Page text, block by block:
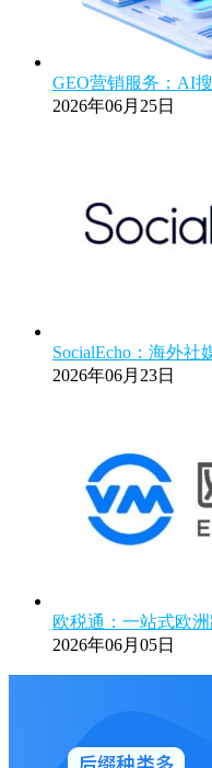
GEO营销服务：AI
2026年06月25日
SocialEcho：海外社
2026年06月23日
欧税通：一站式欧
2026年06月05日